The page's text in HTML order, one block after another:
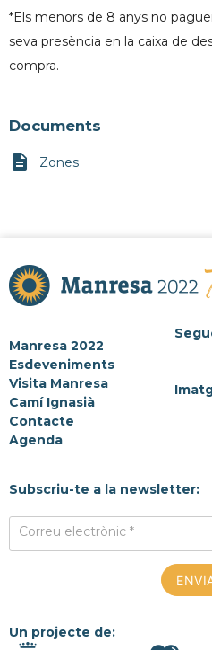
*Els menors de 8 anys no
seva presència en la caixa de
compra.
Documents
description Zones
Manresa 2022
Esdeveniments
Visita Manresa
Camí Ignasià
Contacte
Agenda
Subscriu-te a la newsletter:
Correu electrònic *
Un projecte de: